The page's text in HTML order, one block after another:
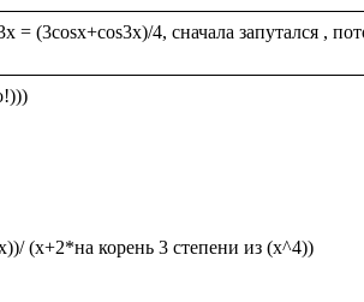
(х+2*на корень 3 степени из (х^4))